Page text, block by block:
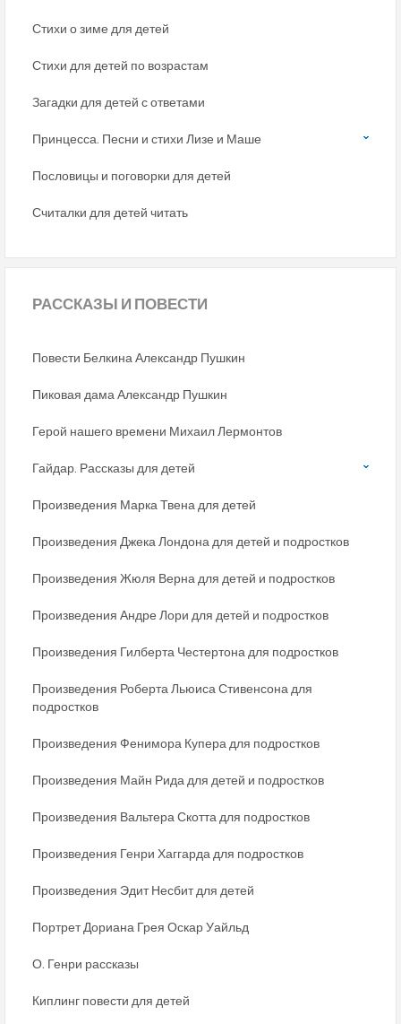
Стихи о зиме для детей
Стихи для детей по возрастам
Загадки для детей с ответами
Принцесса. Песни и стихи Лизе и Маше
Пословицы и поговорки для детей
Считалки для детей читать
РАССКАЗЫ И ПОВЕСТИ
Повести Белкина Александр Пушкин
Пиковая дама Александр Пушкин
Герой нашего времени Михаил Лермонтов
Гайдар. Рассказы для детей
Произведения Марка Твена для детей
Произведения Джека Лондона для детей и подростков
Произведения Жюля Верна для детей и подростков
Произведения Андре Лори для детей и подростков
Произведения Гилберта Честертона для подростков
Произведения Роберта Льюиса Стивенсона для
подростков
Произведения Фенимора Купера для подростков
Произведения Майн Рида для детей и подростков
Произведения Вальтера Скотта для подростков
Произведения Генри Хаггарда для подростков
Произведения Эдит Несбит для детей
Портрет Дориана Грея Оскар Уайльд
О. Генри рассказы
Киплинг повести для детей